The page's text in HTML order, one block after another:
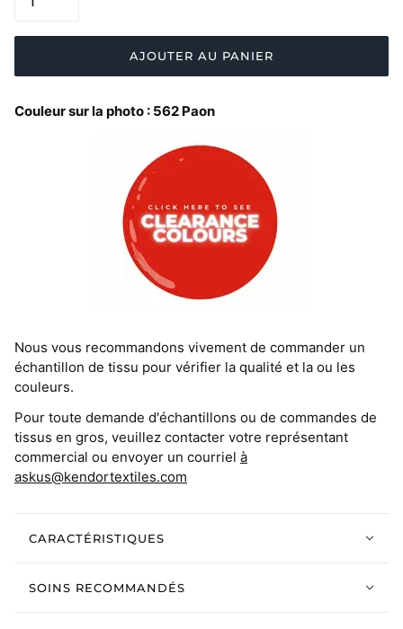
AJOUTER AU PANIER
Couleur sur la photo : 562 Paon
Nous vous recommandons vivement de commander un
échantillon de tissu pour vérifier la qualité et la ou les
couleurs.
Pour toute demande d'échantillons ou de commandes de
tissus en gros, veuillez contacter votre représentant
commercial ou envoyer un courriel à
askus@kendortextiles.com
CARACTÉRISTIQUES
SOINS RECOMMANDÉS